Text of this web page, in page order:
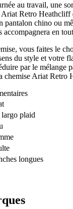
au travail, une
Ariat Retro
pantalon chino ou
en
vous faites le
du style et votre
par le mélange
chemise Ariat Retro
plaid
longues